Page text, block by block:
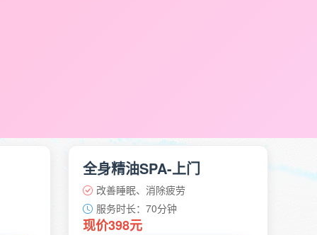
全身精油SPA-上门
改善睡眠、消除疲劳
服务时长：70分钟
现价398元